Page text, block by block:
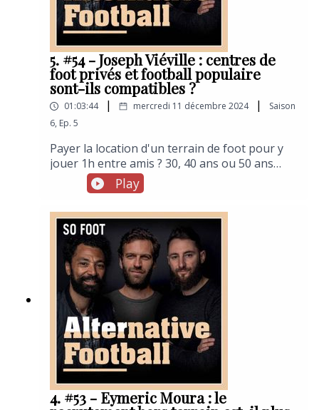
5. #54 - Joseph Viéville : centres de
foot privés et football populaire
sont-ils compatibles ?
01:03:44 | mercredi 11 décembre 2024 |
Saison
6, Ep. 5
Payer la location d'un terrain de foot pour y
jouer 1h entre amis ? 30, 40 ans ou 50 ans
plus tôt, pour tous les enfants fans de foot
que nous étions, cela pouvait paraître
totalement inconcevable. Pourtant, depuis le
début des années 2000 et l'installation des
premiers centres de foot à 5, la pratique est
totalement rentrée dans les moeurs. Et toutes
les grandes et moyennes villes ainsi que leurs
agglomérations proches comptent un ou
plusieurs centres. Dont un Le Five, groupe
fondé notamment par Joseph Viéville. Enfant
du 93, il tente de faire rimer pratique du foot à
5 et utilité sociale. Entretien.
Play
4. #53 - Eymeric Moura : le